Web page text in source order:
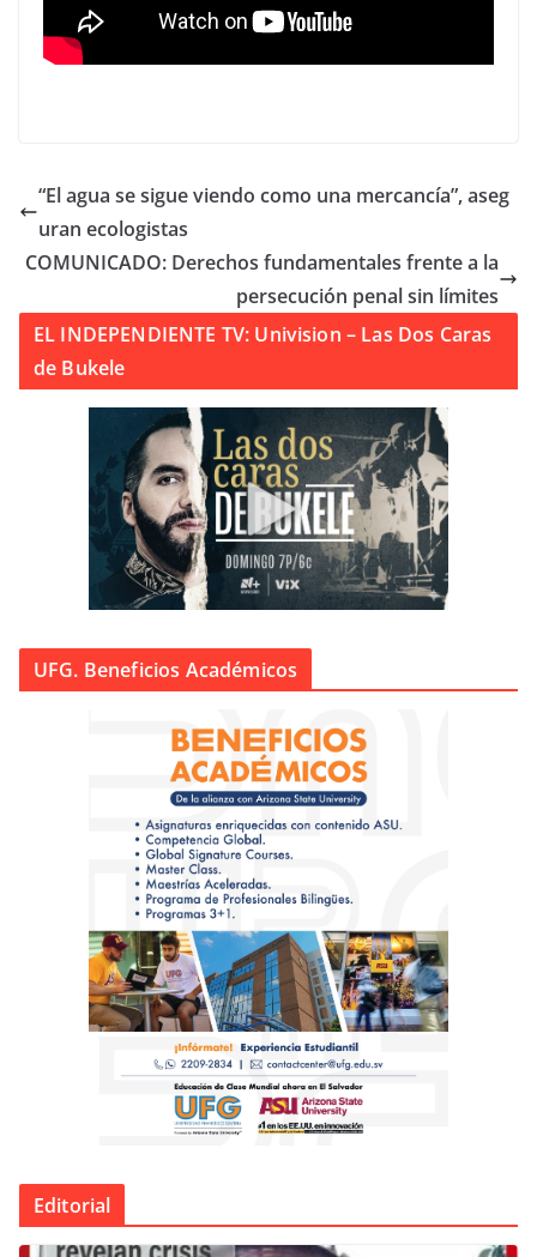
“El agua se sigue viendo como una mercancía”, aseg
uran ecologistas
COMUNICADO: Derechos fundamentales frente a la
persecución penal sin límites
EL INDEPENDIENTE TV: Univision – Las Dos Caras
de Bukele
UFG. Beneficios Académicos
Editorial